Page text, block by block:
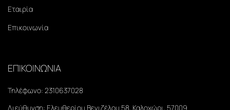
Εταιρία
Επικοινωνία
ΕΠΙΚΟΙΝΩΝΙΑ
Τηλέφωνο: 2310637028
Διεύθυνση: Ελευθερίου Βενιζέλου 58, Καλοχώρι, 57009